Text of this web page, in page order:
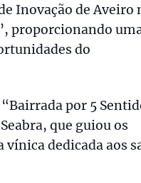
Inovação de Aveiro
proporcionando
do
por 5
que guiou os
dedicada aos